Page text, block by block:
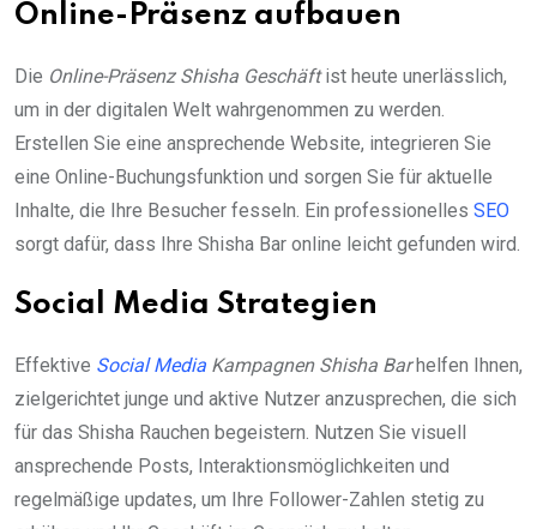
Online-Präsenz aufbauen
Die Online-Präsenz Shisha Geschäftist heute unerlässlich,
um in der digitalen Welt wahrgenommen zu werden.
Erstellen Sie eine ansprechende Website, integrieren Sie
eine Online-Buchungsfunktion und sorgen Sie für aktuelle
Inhalte, die Ihre Besucher fesseln. Ein professionelles SEO
sorgt dafür, dass Ihre Shisha Bar online leicht gefunden wird.
Social Media Strategien
Effektive Social Media Kampagnen Shisha Barhelfen Ihnen,
zielgerichtet junge und aktive Nutzer anzusprechen, die sich
für das Shisha Rauchen begeistern. Nutzen Sie visuell
ansprechende Posts, Interaktionsmöglichkeiten und
regelmäßige updates, um Ihre Follower-Zahlen stetig zu